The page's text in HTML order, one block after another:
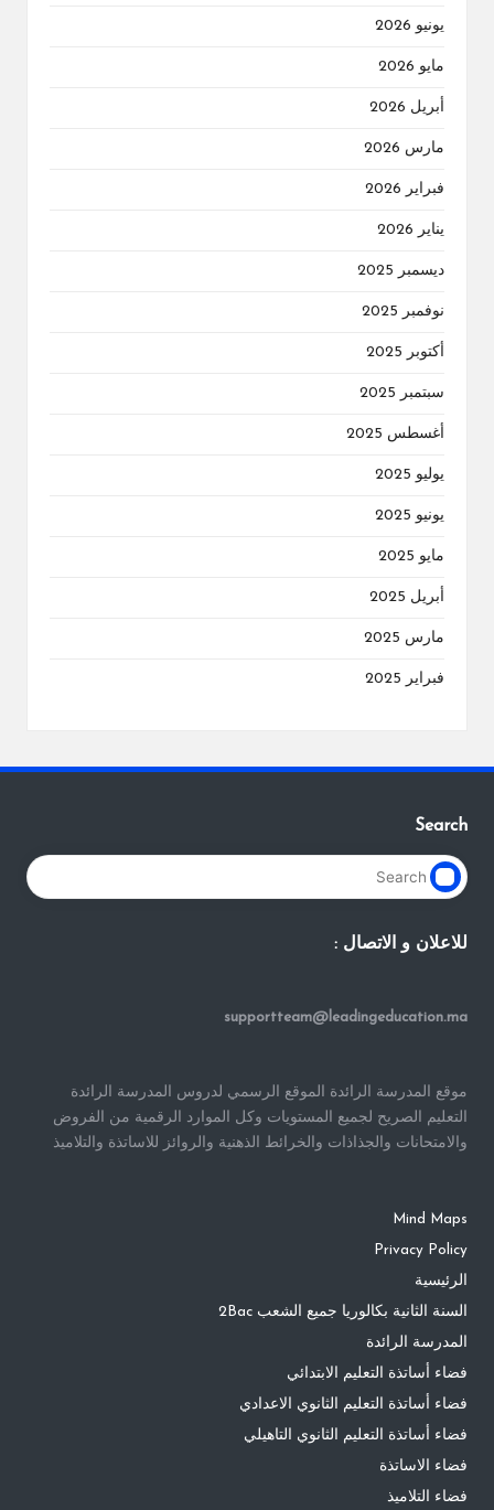
يونيو 2026
مايو 2026
أبريل 2026
مارس 2026
فبراير 2026
يناير 2026
ديسمبر 2025
نوفمبر 2025
أكتوبر 2025
سبتمبر 2025
أغسطس 2025
يوليو 2025
يونيو 2025
مايو 2025
أبريل 2025
مارس 2025
فبراير 2025
Search
للاعلان و الاتصال :
supportteam@leadingeducation.ma
موقع المدرسة الرائدة الموقع الرسمي لدروس المدرسة الرائدة
التعليم الصريح لجميع المستويات وكل الموارد الرقمية من الفروض
والامتحانات والجذاذات والخرائط الذهنية والروائز للاساتذة والتلاميذ
Mind Maps
Privacy Policy
الرئيسية
السنة الثانية بكالوريا جميع الشعب 2Bac
المدرسة الرائدة
فضاء أساتذة التعليم الابتدائي
فضاء أساتذة التعليم الثانوي الاعدادي
فضاء أساتذة التعليم الثانوي التاهيلي
فضاء الاساتذة
فضاء التلاميذ